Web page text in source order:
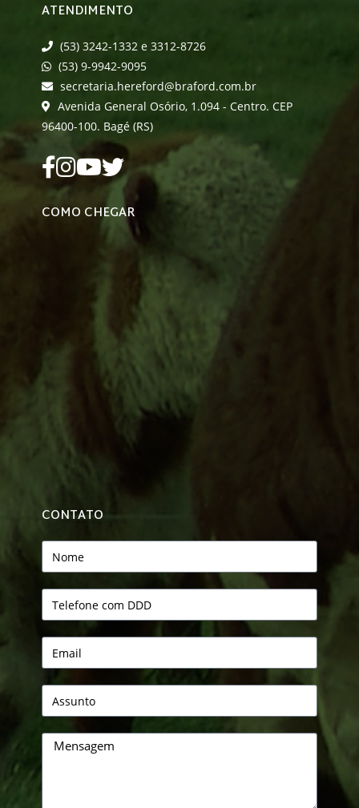
ATENDIMENTO
(53) 3242-1332 e 3312-8726
(53) 9-9942-9095
secretaria.hereford@braford.com.br
Avenida General Osório, 1.094 - Centro. CEP
96400-100. Bagé (RS)
COMO CHEGAR
CONTATO